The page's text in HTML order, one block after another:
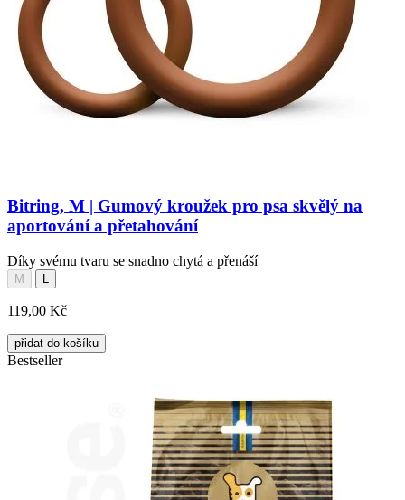
Bitring, M | Gumový kroužek pro psa skvělý na
aportování a přetahování
Díky svému tvaru se snadno chytá a přenáší
M
119,00 Kč
přidat do košíku
Bestseller